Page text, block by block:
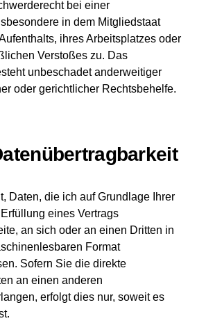
bei einer
in dem Mitgliedstaat
ihres Arbeitsplatzes oder
Verstoßes zu. Das
unbeschadet anderweitiger
oder gerichtlicher Rechtsbehelfe.
Daten, die ich auf Grundlage Ihrer
eines Vertrags
an sich oder an einen Dritten in
Format
Sofern Sie die direkte
an einen anderen
erfolgt dies nur, soweit es